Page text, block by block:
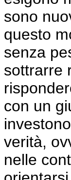
sono
questo
senza
sottrarre
con un
verità,
nelle